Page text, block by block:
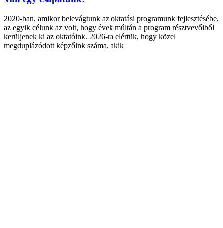
2020-ban, amikor belevágtunk az oktatási programunk fejlesztésébe,
az egyik célunk az volt, hogy évek múltán a program résztvevőiből
kerüljenek ki az oktatóink. 2026-ra elértük, hogy közel
megduplázódott képzőink száma, akik